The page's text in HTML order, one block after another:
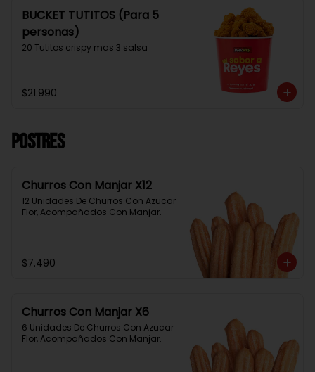
BUCKET TUTITOS (Para 5
personas)
20 Tutitos crispy mas 3 salsa
$21.990
Postres
Churros Con Manjar X12
12 Unidades De Churros Con Azucar
Flor, Acompañados Con Manjar.
$7.490
Churros Con Manjar X6
6 Unidades De Churros Con Azucar
Flor, Acompañados Con Manjar.